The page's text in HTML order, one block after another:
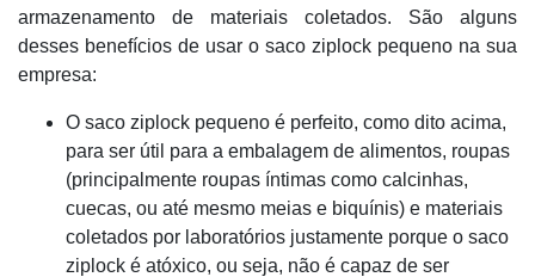
armazenamento de materiais coletados. São alguns
desses benefícios de usar o saco ziplock pequeno na sua
empresa:
O saco ziplock pequeno é perfeito, como dito acima,
para ser útil para a embalagem de alimentos, roupas
(principalmente roupas íntimas como calcinhas,
cuecas, ou até mesmo meias e biquínis) e materiais
coletados por laboratórios justamente porque o saco
ziplock é atóxico, ou seja, não é capaz de ser